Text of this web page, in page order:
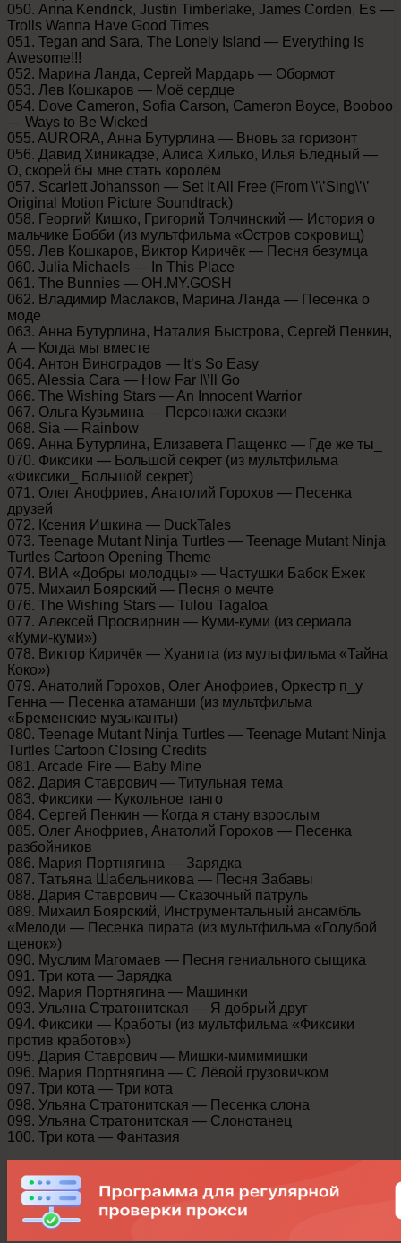
050. Anna Kendrick, Justin Timberlake, James Corden, Es —
Trolls Wanna Have Good Times
051. Tegan and Sara, The Lonely Island — Everything Is
Awesome!!!
052. Марина Ланда, Сергей Мардарь — Обормот
053. Лев Кошкаров — Моё сердце
054. Dove Cameron, Sofia Carson, Cameron Boyce, Booboo
— Ways to Be Wicked
055. AURORA, Анна Бутурлина — Вновь за горизонт
056. Давид Хиникадзе, Алиса Хилько, Илья Бледный —
О, скорей бы мне стать королём
057. Scarlett Johansson — Set It All Free (From \’\’Sing\’\’
Original Motion Picture Soundtrack)
058. Георгий Кишко, Григорий Толчинский — История о
мальчике Бобби (из мультфильма «Остров сокровищ)
059. Лев Кошкаров, Виктор Киричёк — Песня безумца
060. Julia Michaels — In This Place
061. The Bunnies — OH.MY.GOSH
062. Владимир Маслаков, Марина Ланда — Песенка о
моде
063. Анна Бутурлина, Наталия Быстрова, Сергей Пенкин,
А — Когда мы вместе
064. Антон Виноградов — It’s So Easy
065. Alessia Cara — How Far I\’ll Go
066. The Wishing Stars — An Innocent Warrior
067. Ольга Кузьмина — Персонажи сказки
068. Sia — Rainbow
069. Анна Бутурлина, Елизавета Пащенко — Где же ты_
070. Фиксики — Большой секрет (из мультфильма
«Фиксики_ Большой секрет)
071. Олег Анофриев, Анатолий Горохов — Песенка
друзей
072. Ксения Ишкина — DuckTales
073. Teenage Mutant Ninja Turtles — Teenage Mutant Ninja
Turtles Cartoon Opening Theme
074. ВИА «Добры молодцы» — Частушки Бабок Ёжек
075. Михаил Боярский — Песня о мечте
076. The Wishing Stars — Tulou Tagaloa
077. Алексей Просвирнин — Куми-куми (из сериала
«Куми-куми»)
078. Виктор Киричёк — Хуанита (из мультфильма «Тайна
Коко»)
079. Анатолий Горохов, Олег Анофриев, Оркестр п_у
Генна — Песенка атаманши (из мультфильма
«Бременские музыканты)
080. Teenage Mutant Ninja Turtles — Teenage Mutant Ninja
Turtles Cartoon Closing Credits
081. Arcade Fire — Baby Mine
082. Дария Ставрович — Титульная тема
083. Фиксики — Кукольное танго
084. Сергей Пенкин — Когда я стану взрослым
085. Олег Анофриев, Анатолий Горохов — Песенка
разбойников
086. Мария Портнягина — Зарядка
087. Татьяна Шабельникова — Песня Забавы
088. Дария Ставрович — Сказочный патруль
089. Михаил Боярский, Инструментальный ансамбль
«Мелоди — Песенка пирата (из мультфильма «Голубой
щенок»)
090. Муслим Магомаев — Песня гениального сыщика
091. Три кота — Зарядка
092. Мария Портнягина — Машинки
093. Ульяна Стратонитская — Я добрый друг
094. Фиксики — Кработы (из мультфильма «Фиксики
против кработов»)
095. Дария Ставрович — Мишки-мимимишки
096. Мария Портнягина — С Лёвой грузовичком
097. Три кота — Три кота
098. Ульяна Стратонитская — Песенка слона
099. Ульяна Стратонитская — Слонотанец
100. Три кота — Фантазия